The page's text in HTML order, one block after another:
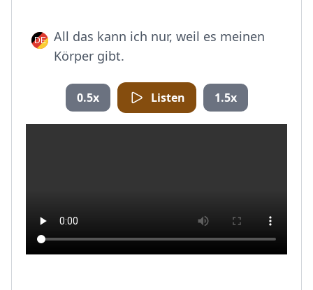
All das kann ich nur, weil es meinen
Körper gibt.
0.5x Listen 1.5x